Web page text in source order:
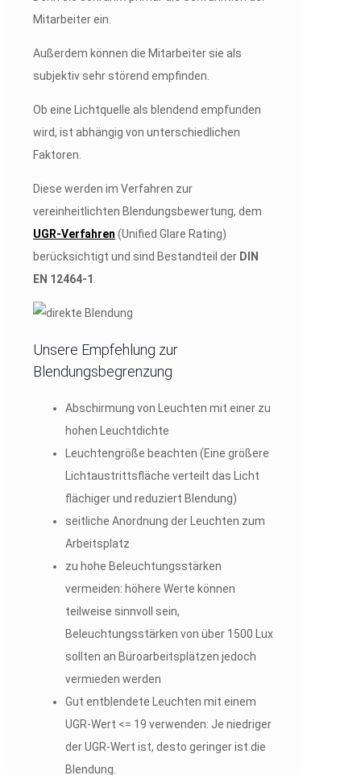
Mitarbeiter ein.
Außerdem können die Mitarbeiter sie als
subjektiv sehr störend empfinden.
Ob eine Lichtquelle als blendend empfunden
wird, ist abhängig von unterschiedlichen
Faktoren.
Diese werden im Verfahren zur
vereinheitlichten Blendungsbewertung, dem
UGR-Verfahren (Unified Glare Rating)
berücksichtigt und sind Bestandteil der DIN
EN 12464-1
Unsere Empfehlung zur
Blendungsbegrenzung
Abschirmung von Leuchten mit einer zu
hohen Leuchtdichte
Leuchtengröße beachten (Eine größere
Lichtaustrittsfläche verteilt das Licht
flächiger und reduziert Blendung)
seitliche Anordnung der Leuchten zum
Arbeitsplatz
zu hohe Beleuchtungsstärken
vermeiden: höhere Werte können
teilweise sinnvoll sein,
Beleuchtungsstärken von über 1500 Lux
sollten an Büroarbeitsplätzen jedoch
vermieden werden
Gut entblendete Leuchten mit einem
UGR-Wert <= 19 verwenden: Je niedriger
der UGR-Wert ist, desto geringer ist die
Blendung.